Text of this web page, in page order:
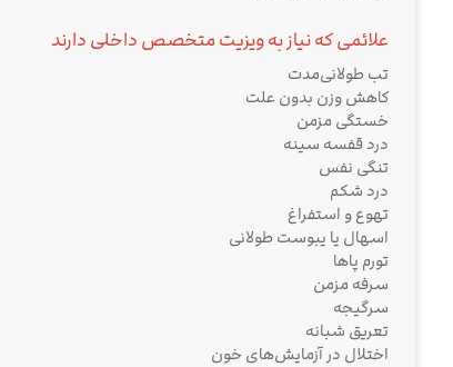
علائمی که نیاز به ویزیت متخصص داخلی دارند
تب طولانی‌مدت
کاهش وزن بدون علت
خستگی مزمن
درد قفسه سینه
تنگی نفس
درد شکم
تهوع و استفراغ
اسهال یا یبوست طولانی
تورم پاها
سرفه مزمن
سرگیجه
تعریق شبانه
اختلال در آزمایش‌های خون